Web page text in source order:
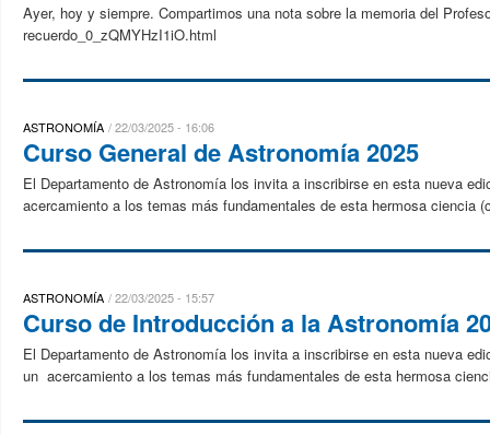
Ayer, hoy y siempre. Compartimos una nota sobre la memoria del
recuerdo_0_zQMYHzI1iO.html
ASTRONOMÍA 22/03/2025 - 16:06
Curso General de Astronomía 2025
El Departamento de Astronomía los invita a inscribirse en esta nueva
acercamiento a los temas más fundamentales de esta hermosa ciencia
ASTRONOMÍA 22/03/2025 - 15:57
Curso de Introducción a la Astronomía
El Departamento de Astronomía los invita a inscribirse en esta nueva
un acercamiento a los temas más fundamentales de esta hermosa